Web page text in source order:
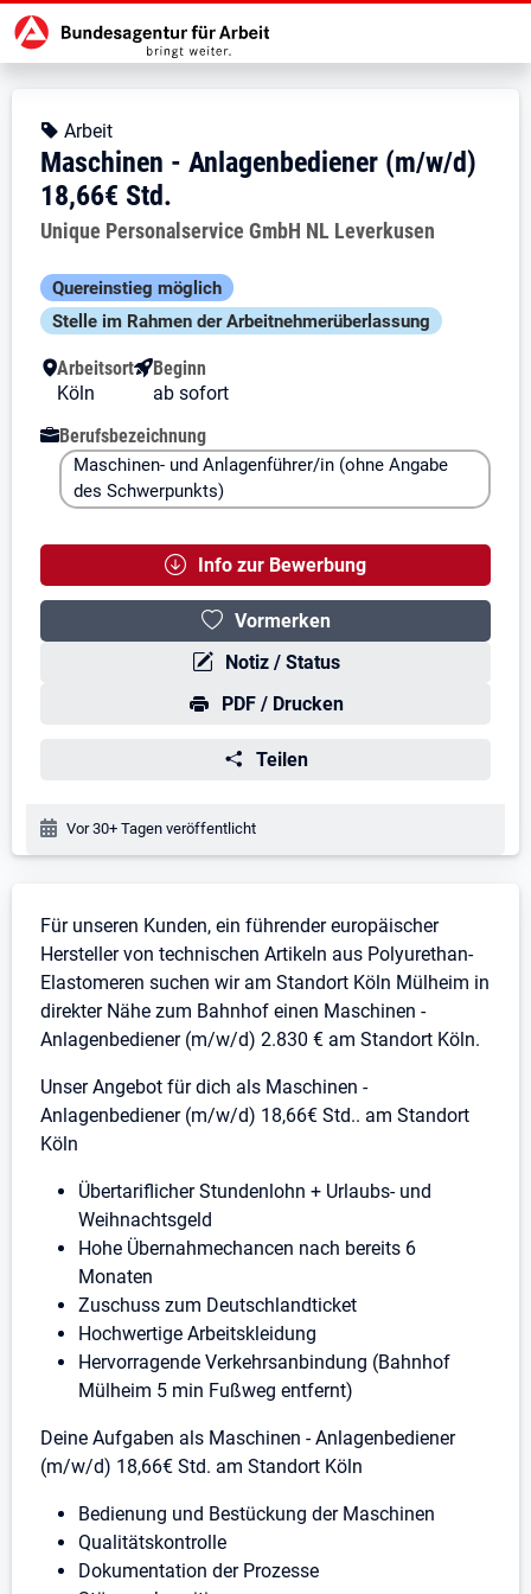
Zur Jobsuche Startseite
Stellendetails zu: Maschinen -
Maschinen -
Maschinen - Anlagenbediener
Kopfbereich
Angebotsart:
Arbeit
Maschinen - Anlagenbediener (m/w/d)
18,66€ Std.
Arbeitgeber:
Unique Personalservice GmbH NL Leverkusen
Besondere Merkmale
Quereinstieg möglich
Stelle im Rahmen der Arbeit­nehmer­über­lassung
Arbeitsort
Köln
Beginn
ab sofort
Berufsbezeichnung
Maschinen- und Anlagenführer/in (ohne Angabe
des Schwerpunkts)
Info zur Bewerbung
Vormerken
Notiz / Status
PDF / Drucken
Teilen
Veröffentlichungsdatum:
Vor 30+ Tagen veröffentlicht
Stellenbeschreibung
Für unseren Kunden, ein führender europäischer
Hersteller von technischen Artikeln aus Polyurethan-
Elastomeren suchen wir am Standort Köln Mülheim in
direkter Nähe zum Bahnhof einen Maschinen -
Anlagenbediener (m/w/d) 2.830 € am Standort Köln.
Unser Angebot für dich als Maschinen -
Anlagenbediener (m/w/d) 18,66€ Std.. am Standort
Köln
Übertariflicher Stundenlohn + Urlaubs- und
Weihnachtsgeld
Hohe Übernahmechancen nach bereits 6
Monaten
Zuschuss zum Deutschlandticket
Hochwertige Arbeitskleidung
Hervorragende Verkehrsanbindung (Bahnhof
Mülheim 5 min Fußweg entfernt)
Deine Aufgaben als Maschinen - Anlagenbediener
(m/w/d) 18,66€ Std. am Standort Köln
Bedienung und Bestückung der Maschinen
Qualitätskontrolle
Dokumentation der Prozesse